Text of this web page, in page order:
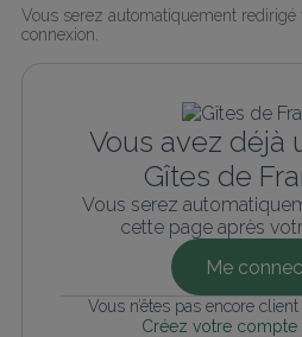
Vous serez automatiquement redirigé
connexion.
Vous avez déjà
Gîtes de
Vous serez
cette page après
Me
Vous n’êtes pas encore
Créez votre compte